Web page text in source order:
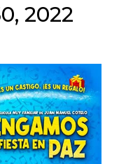
2022